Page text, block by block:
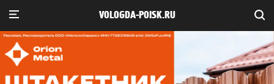
VOLOGDA-POISK.RU